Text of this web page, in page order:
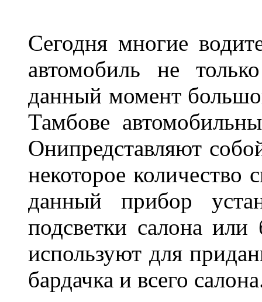
Сегодня многие
автомобиль не
данный момент
Тамбове
Онипредставляют
некоторое количество
данный прибор
подсветки салона
используют для
бардачка и всего